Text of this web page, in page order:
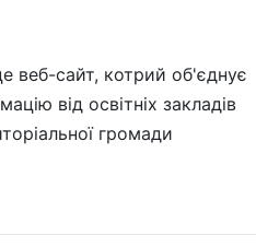
веб-сайт, котрий об'єднує
від освітніх закладів
громади